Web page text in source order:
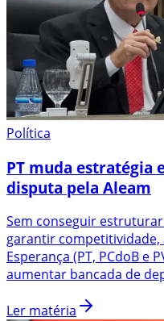
Política
PT muda estratégia
disputa pela Aleam
Sem conseguir
garantir competitividade,
Esperança (PT, PCdoB e
aumentar bancada de
Ler matéria